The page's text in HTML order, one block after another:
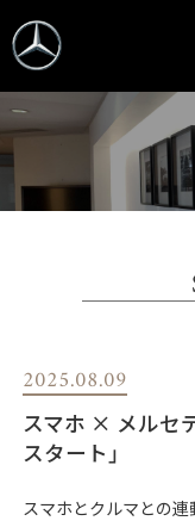
2025.08.09
スマホ × メルセ
スタート」
スマホとクルマとの連